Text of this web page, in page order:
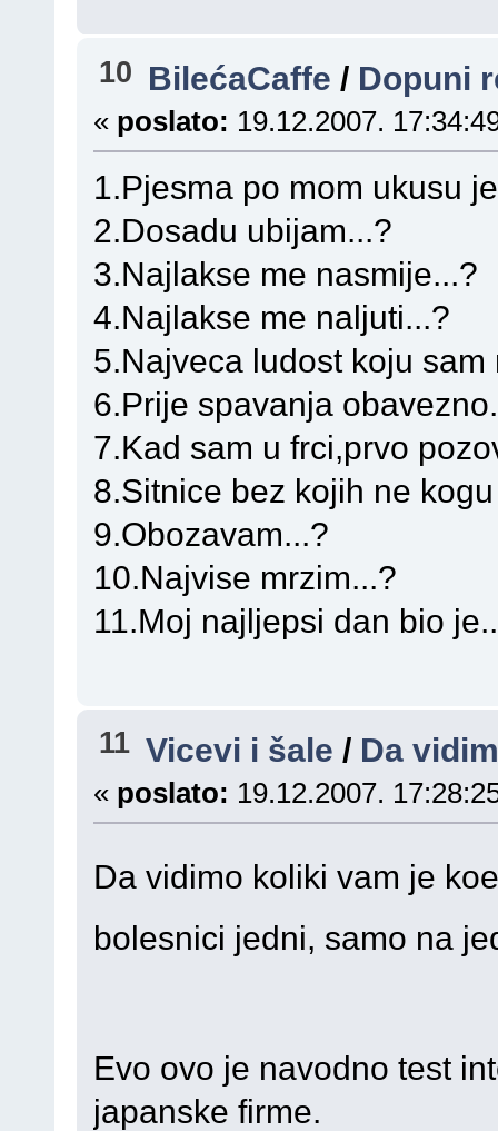
10 BilećaCaffe / Dopuni
« poslato: 19.12.2007.
1.Pjesma po mom ukusu
2.Dosadu ubijam...?
3.Najlakse me nasmije...?
4.Najlakse me naljuti...?
5.Najveca ludost koju sam
6.Prije spavanja
7.Kad sam u frci,prvo
8.Sitnice bez kojih ne
9.Obozavam...?
10.Najvise mrzim...?
11.Moj najljepsi dan bio
11 Vicevi i šale / Da
« poslato: 19.12.2007.
Da vidimo koliki vam je
bolesnici jedni, samo na
Evo ovo je navodno test
japanske firme.